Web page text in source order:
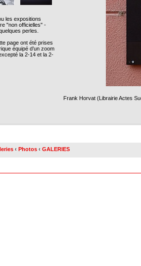
les expositions
"non officielles" -
perles.
page ont été prises
équipé d’un zoom
la 2-14 et la 2-
Frank Horvat (Librairie Actes
‹ Photos ‹ GALERIES